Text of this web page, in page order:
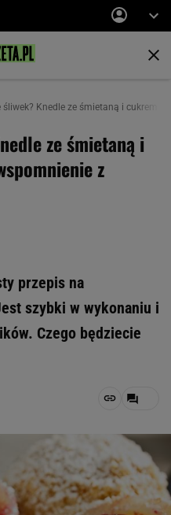
śliwek? Knedle ze śmietaną i cukrem
ze śmietaną i
z
przepis na
szybki w wykonaniu i
Czego będziecie